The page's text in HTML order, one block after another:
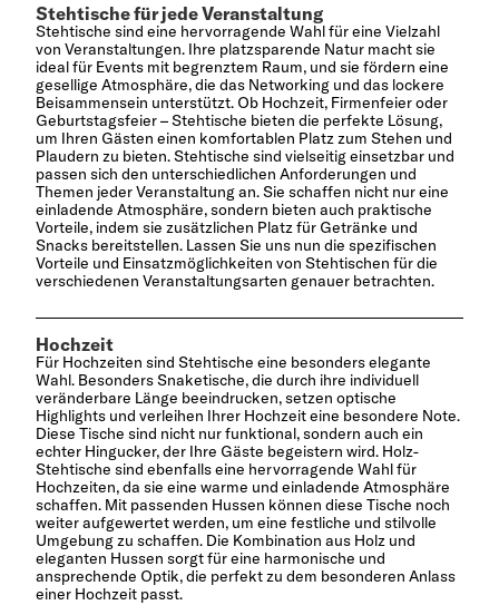
Stehtische für jede Veranstaltung
Stehtische sind eine hervorragende Wahl für eine Vielzahl
von Veranstaltungen. Ihre platzsparende Natur macht sie
ideal für Events mit begrenztem Raum, und sie fördern eine
gesellige Atmosphäre, die das Networking und das lockere
Beisammensein unterstützt. Ob Hochzeit, Firmenfeier oder
Geburtstagsfeier – Stehtische bieten die perfekte Lösung,
um Ihren Gästen einen komfortablen Platz zum Stehen und
Plaudern zu bieten. Stehtische sind vielseitig einsetzbar und
passen sich den unterschiedlichen Anforderungen und
Themen jeder Veranstaltung an. Sie schaffen nicht nur eine
einladende Atmosphäre, sondern bieten auch praktische
Vorteile, indem sie zusätzlichen Platz für Getränke und
Snacks bereitstellen. Lassen Sie uns nun die spezifischen
Vorteile und Einsatzmöglichkeiten von Stehtischen für die
verschiedenen Veranstaltungsarten genauer betrachten.
Hochzeit
Für Hochzeiten sind Stehtische eine besonders elegante
Wahl. Besonders Snaketische, die durch ihre individuell
veränderbare Länge beeindrucken, setzen optische
Highlights und verleihen Ihrer Hochzeit eine besondere Note.
Diese Tische sind nicht nur funktional, sondern auch ein
echter Hingucker, der Ihre Gäste begeistern wird. Holz-
Stehtische sind ebenfalls eine hervorragende Wahl für
Hochzeiten, da sie eine warme und einladende Atmosphäre
schaffen. Mit passenden Hussen können diese Tische noch
weiter aufgewertet werden, um eine festliche und stilvolle
Umgebung zu schaffen. Die Kombination aus Holz und
eleganten Hussen sorgt für eine harmonische und
ansprechende Optik, die perfekt zu dem besonderen Anlass
einer Hochzeit passt.